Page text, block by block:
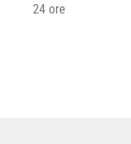
24 ore